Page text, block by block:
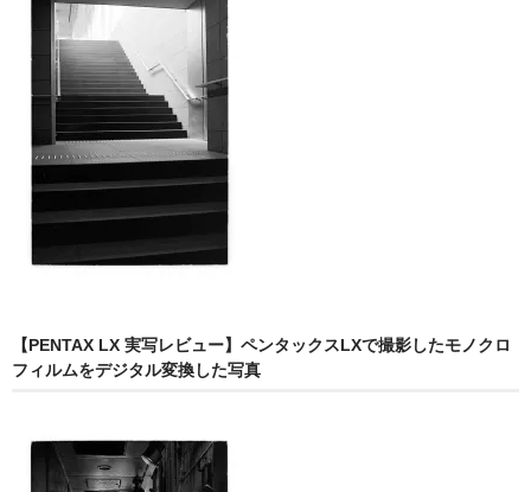
【PENTAX LX 実写レビュー】ペンタックスLXで撮影したモノクロ
フィルムをデジタル変換した写真